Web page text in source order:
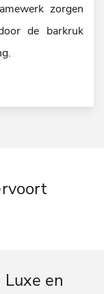
zorgen
de barkruk
en